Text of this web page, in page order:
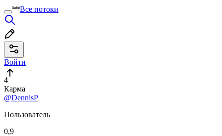
Все потоки
Войти
4
Карма
@DennisP
Пользователь
0,9